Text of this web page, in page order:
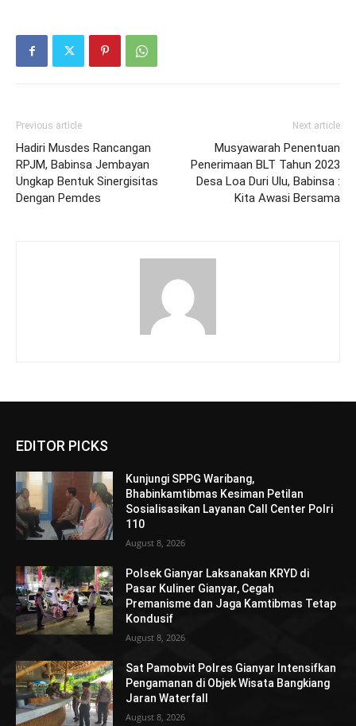
Previous article
Hadiri Musdes Rancangan
RPJM, Babinsa Jembayan
Ungkap Bentuk Sinergisitas
Dengan Pemdes
Next article
Musyawarah Penentuan
Penerimaan BLT Tahun 2023
Desa Loa Duri Ulu, Babinsa :
Kita Awasi Bersama
EDITOR PICKS
Kunjungi SPPG Waribang,
Bhabinkamtibmas Kesiman Petilan
Sosialisasikan Layanan Call Center Polri
110
August 8, 2026
Polsek Gianyar Laksanakan KRYD di
Pasar Kuliner Gianyar, Cegah
Premanisme dan Jaga Kamtibmas Tetap
Kondusif
August 8, 2026
Sat Pamobvit Polres Gianyar Intensifkan
Pengamanan di Objek Wisata Bangkiang
Jaran Waterfall
August 8, 2026